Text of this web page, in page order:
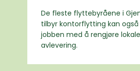
De fleste flyttebyråene i
tilbyr kontorflytting kan
jobben med å rengjøre
avlevering.